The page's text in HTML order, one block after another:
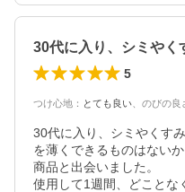
5
つけ心地 ： とても良い のびの良
30代に入り、シミやくす
を薄くできるものはない
商品と出会いました。
使用して1週間、どことな